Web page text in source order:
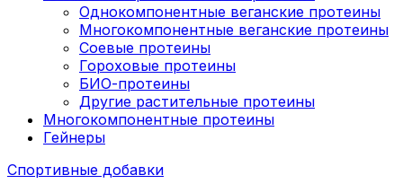
Однокомпонентные веганские протеины
Многокомпонентные веганские протеины
Соевые протеины
Гороховые протеины
БИО-протеины
Другие растительные протеины
Многокомпонентные протеины
Гейнеры
Спортивные добавки